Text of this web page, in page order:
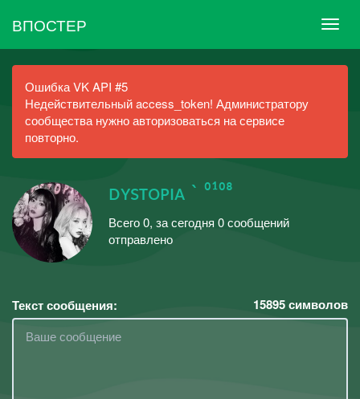
ВПОСТЕР
Ошибка VK API #5
Недействительный access_token! Администратору
сообщества нужно авторизоваться на сервисе
повторно.
ᴅʏsᴛᴏᴘɪᴀ ` ⁰¹⁰⁸
Всего 0, за сегодня 0 сообщений
отправлено
Текст сообщения: 15895символов